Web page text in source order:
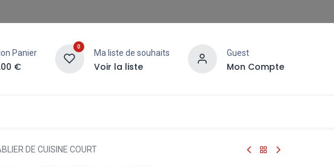
Panier
€
0
Ma liste de souhaits
Voir la liste
Guest
Mon Compte
DE CUISINE COURT